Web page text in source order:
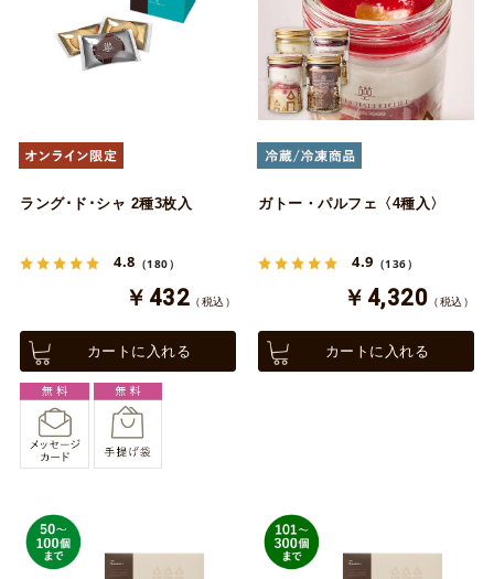
ラング･ド･シャ 2種3枚入
4.8 （180）
￥432 （税込）
カートに入れる
ガトー・パルフェ〈4種入〉
4.9 （136）
￥4,320 （税込）
カートに入れる